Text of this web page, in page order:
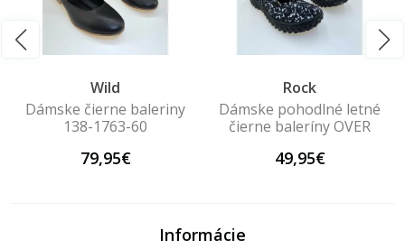
Wild
Dámske čierne baleriny
138-1763-60
79,95€
Rock
Dámske pohodlné letné
čierne baleríny OVER
49,95€
Informácie